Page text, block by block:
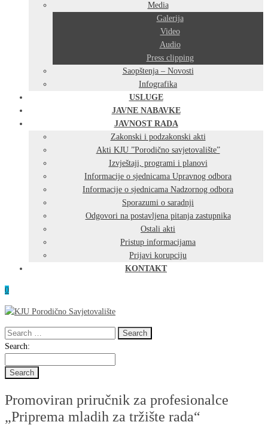
Media
Galerija
Video
Audio
Press clipping
Saopštenja – Novosti
Infografika
USLUGE
JAVNE NABAVKE
JAVNOST RADA
Zakonski i podzakonski akti
Akti KJU ”Porodično savjetovalište”
Izvještaji, programi i planovi
Informacije o sjednicama Upravnog odbora
Informacije o sjednicama Nadzornog odbora
Sporazumi o saradnji
Odgovori na postavljena pitanja zastupnika
Ostali akti
Pristup informacijama
Prijavi korupciju
KONTAKT
0
Search
for:
Search
Search:
Promoviran priručnik za profesionalce
„Priprema mladih za tržište rada“